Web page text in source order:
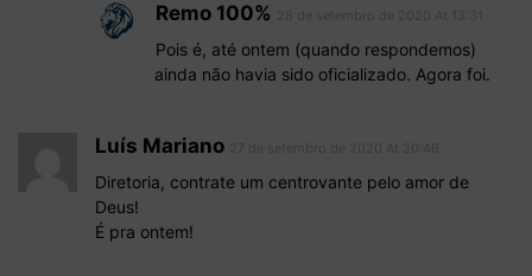
Remo 100%
Pois é, até ontem (quando respondemos)
ainda não havia sido oficializado. Agora foi.
Luís Mariano
Diretoria, contrate um centrovante pelo amor de
Deus!
É pra ontem!